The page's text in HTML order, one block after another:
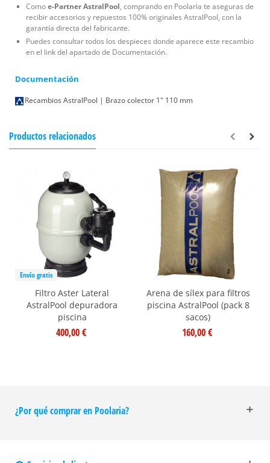
Comoe-Partner AstralPool, comprando en Poolaria te aseguras de
recibir accesorios y repuestos 100% originales AstralPool, con la
garantía directa del fabricante.
Puedes consultar todos los despieces donde aparece este recambio
en el link del apartado de Documentación.
Documentación
Recambios AstralPool | Brazo colector 1" 110 mm
Productos relacionados
Envío gratis
Filtro Aster Lateral
AstralPool depuradora
piscina
400,00 €
Arena de sílex para filtros
piscina AstralPool (pack 8
sacos)
160,00 €
¿Por qué comprar en Poolaria?